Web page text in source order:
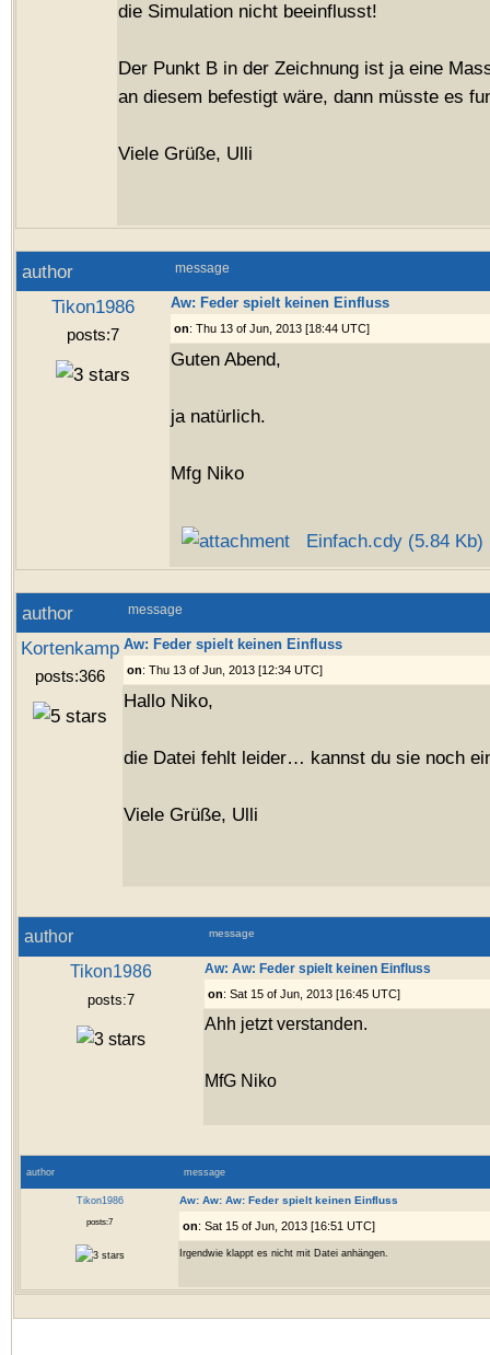
die Simulation nicht beeinflusst!
Der Punkt B in der Zeichnung ist ja eine
an diesem befestigt wäre, dann müsste es
Viele Grüße, Ulli
author message
Tikon1986
posts:7
Aw: Feder spielt keinen Einfluss
on: Thu 13 of Jun, 2013 [18:44 UTC]
Guten Abend,
ja natürlich.
Mfg Niko
Einfach.cdy (5.84 Kb)
author message
Kortenkamp
posts:366
Aw: Feder spielt keinen Einfluss
on: Thu 13 of Jun, 2013 [12:34 UTC]
Hallo Niko,
die Datei fehlt leider… kannst du sie noch
Viele Grüße, Ulli
author message
Tikon1986
posts:7
Aw: Aw: Feder spielt keinen Einfluss
on: Sat 15 of Jun, 2013 [16:45 UTC]
Ahh jetzt verstanden.
MfG Niko
author message
Tikon1986
posts:7
Aw: Aw: Aw: Feder spielt keinen Einfluss
on: Sat 15 of Jun, 2013 [16:51 UTC]
Irgendwie klappt es nicht mit Datei anhängen.